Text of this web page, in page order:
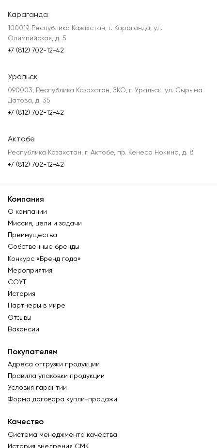
Караганда
100019, Республика Казахстан, г. Караганда, ул.
Олимпийская, д. 5
+7 (812) 702-12-42
Уральск
090003, Республика Казахстан, ЗКО, г. Уральск, ул. Сырыма
Датова, д. 35
+7 (812) 702-12-42
Актобе
Республика Казахстан, г. Актобе, пр. Кенеса Нокина, д. 8
+7 (812) 702-12-42
Компания
О компании
Миссия, цели и задачи
Преимущества
Собственные бренды
Конкурс «Бренд года»
Мероприятия
СОУТ
История
Партнеры в мире
Отзывы
Вакансии
Покупателям
Адреса отгрузки продукции
Правила упаковки продукции
Условия гарантии
Форма договора купли-продажи
Качество
Система менеджмента качества
История внедрения СМК